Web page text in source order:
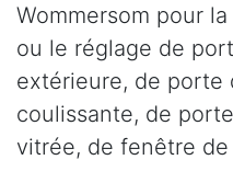
Wommersom pour
ou le réglage de
extérieure, de porte
coulissante, de
vitrée, de fenêtre